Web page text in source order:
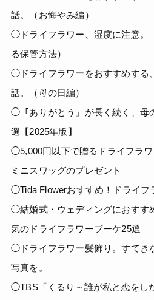
話。（お悔やみ編）
◯ドライフラワー、湿度に注意。
る保管方法）
◯ドライフラワーをおすすめする
話。（母の日編）
◯「ありがとう」が長く続く、母
選【2025年版】
◯5,000円以下で贈るドライフラ
ミニスワッグのプレゼント
◯Tida Flowerおすすめ！ドライフ
◯結婚式・ウェディングにおすす
気のドライフラワーブーケ25選
◯ドライフラワー髪飾り。すてき
写真を。
◯TBS「くるり～誰が私と恋をし